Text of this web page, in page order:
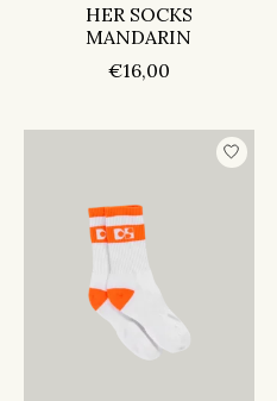
HER SOCKS
MANDARIN
€16,00